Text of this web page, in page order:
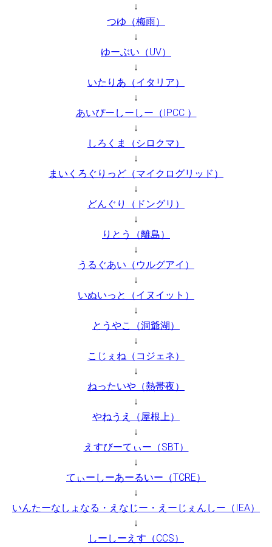
↓
つゆ（梅雨）
↓
ゆーぶい（UV）
↓
いたりあ（イタリア）
↓
あいぴーしーしー（IPCC ）
↓
しろくま（シロクマ）
↓
まいくろぐりっど（マイクログリッド）
↓
どんぐり（ドングリ）
↓
りとう（離島）
↓
うるぐあい（ウルグアイ）
↓
いぬいっと（イヌイット）
↓
とうやこ（洞爺湖）
↓
こじぇね（コジェネ）
↓
ねったいや（熱帯夜）
↓
やねうえ（屋根上）
↓
えすびーてぃー（SBT）
↓
てぃーしーあーるいー（TCRE）
↓
いんたーなしょなる・えなじー・えーじぇんしー（IEA）
↓
しーしーえす（CCS）